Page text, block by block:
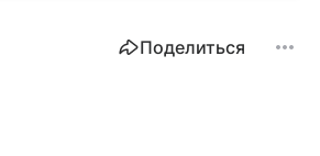
Поделиться